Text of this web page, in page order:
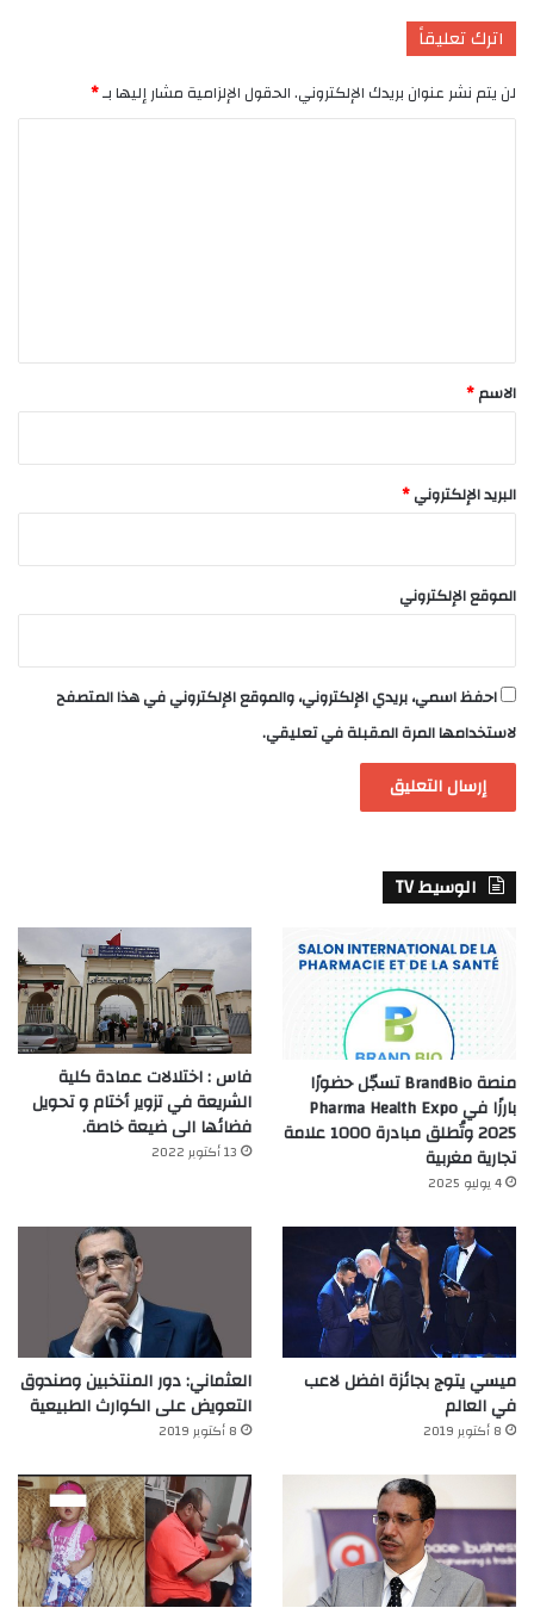
اترك تعليقاً
لن يتم نشر عنوان بريدك الإلكتروني.الحقول الإلزامية مشار إليها بـ*
*
الاسم*
البريد الإلكتروني*
الموقع الإلكتروني
احفظ اسمي، بريدي الإلكتروني، والموقع الإلكتروني في هذا المتصفح
لاستخدامها المرة المقبلة في تعليقي.
الوسيط TV
منصة BrandBio تسجّل حضورًا
بارزًا في Pharma Health Expo
2025 وتُطلق مبادرة 1000 علامة
تجارية مغربية
4 يوليو 2025
فاس : اختلالات عمادة كلية
الشريعة في تزوير أختام و تحويل
فضائها الى ضيعة خاصة.
13 أكتوبر 2022
ميسي يتوج بجائزة افضل لاعب
في العالم‎
8 أكتوبر 2019
العثماني: دور المنتخبين وصندوق
التعويض على الكوارث الطبيعية
8 أكتوبر 2019